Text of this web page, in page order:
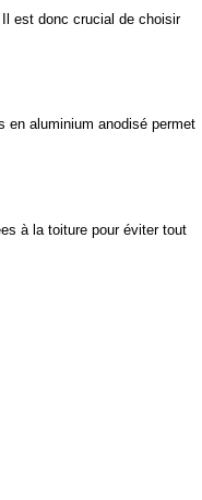
est donc crucial de choisir
en aluminium anodisé permet
à la toiture pour éviter tout